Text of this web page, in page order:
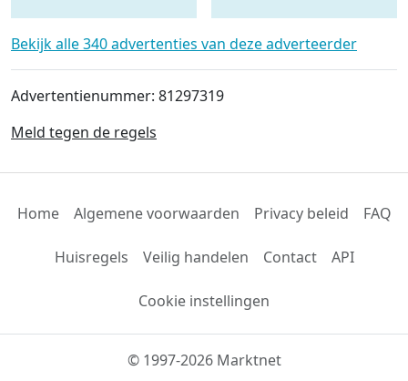
KRAMER ECO en meer
Spitmachine
Bekijk alle 340 advertenties van deze adverteerder
Advertentienummer: 81297319
Meld tegen de regels
Home Algemene voorwaarden Privacy beleid FAQ
Huisregels Veilig handelen Contact API
Cookie instellingen
© 1997-2026 Marktnet